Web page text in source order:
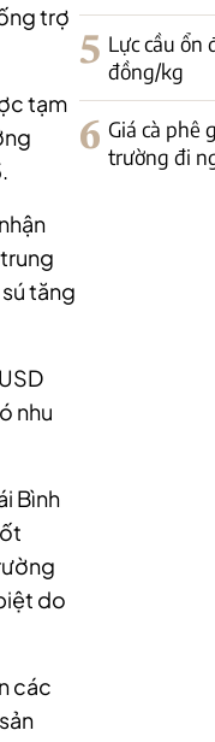
trợ
tạm
tăng
nhu
Bình
do
các
5 Lực cầu ổn
đồng/kg
6 Giá cà phê
trường đi